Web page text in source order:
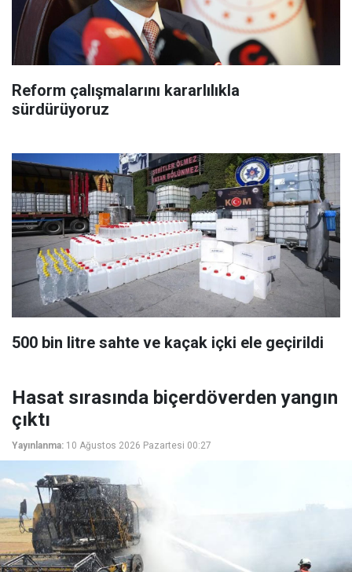
Reform çalışmalarını kararlılıkla
sürdürüyoruz
500 bin litre sahte ve kaçak içki ele geçirildi
Hasat sırasında biçerdöverden yangın
çıktı
Yayınlanma: 10 Ağustos 2026 Pazartesi 00:27